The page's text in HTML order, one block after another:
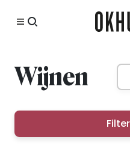
Wijnen